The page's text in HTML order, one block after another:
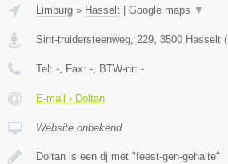
Limburg » Hasselt Google maps ▼
Sint-truidersteenweg, 229, 3500 Hasselt (
Tel: -, Fax: -, BTW-nr: -
E-mail › Doltan
Website onbekend
Doltan is een dj met "feest-gen-gehalte"